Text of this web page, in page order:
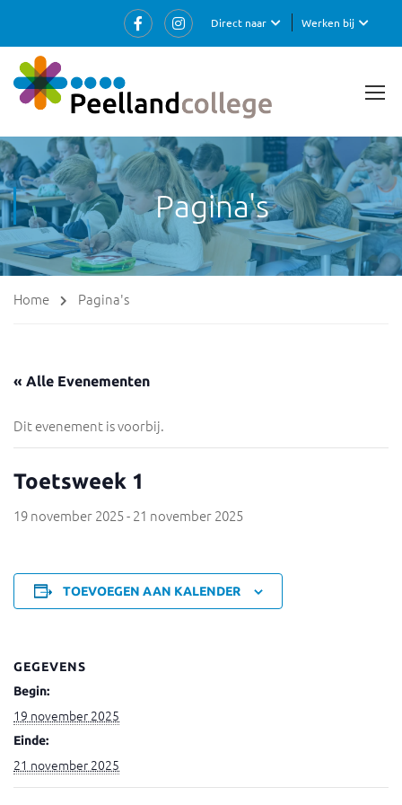
Werken bij
Direct naar
Pagina's
Home Pagina's
« Alle Evenementen
Dit evenement is voorbij.
Toetsweek 1
19 november 2025-21 november 2025
TOEVOEGEN AAN KALENDER
GEGEVENS
Begin:
19 november 2025
Einde:
21 november 2025